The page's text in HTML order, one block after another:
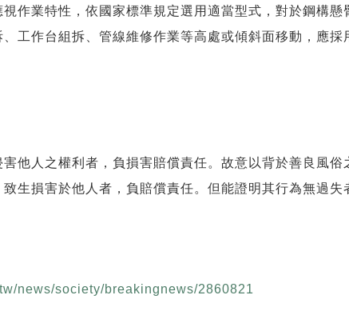
作業特性，依國家標準規定選用適當型式，對於鋼構
、工作台組拆、管線維修作業等高處或傾斜面移動，應
他人之權利者，負損害賠償責任。故意以背於善良風俗
生損害於他人者，負賠償責任。但能證明其行為無過失
news/society/breakingnews/2860821